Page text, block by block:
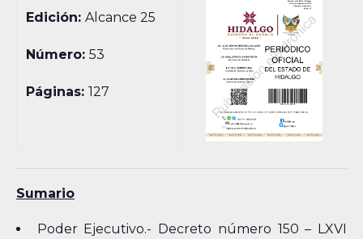
Edición:Alcance 25
Número:53
Páginas:127
Sumario
Poder Ejecutivo.- Decreto número 150 – LXVI